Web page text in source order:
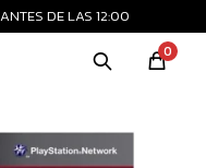
DE LAS 12:00
0
MI CUENTA